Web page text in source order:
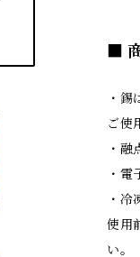
■
・
ご使
・
・
・
使用
い。